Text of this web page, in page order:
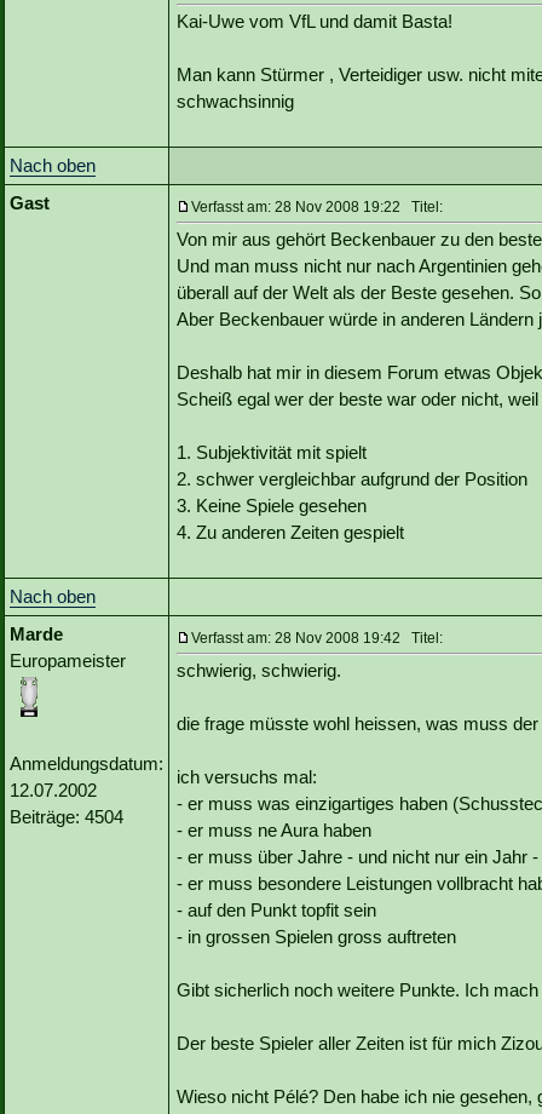
Kai-Uwe vom VfL und damit Basta!
Man kann Stürmer , Verteidiger usw. nicht
schwachsinnig
Nach oben
Gast
Verfasst am: 28 Nov 2008 19:22 Titel:
Von mir aus gehört Beckenbauer zu den
Und man muss nicht nur nach Argentinien
überall auf der Welt als der Beste gesehen.
Aber Beckenbauer würde in anderen
Deshalb hat mir in diesem Forum etwas
Scheiß egal wer der beste war oder nicht,
1. Subjektivität mit spielt
2. schwer vergleichbar aufgrund der Position
3. Keine Spiele gesehen
4. Zu anderen Zeiten gespielt
Nach oben
Marde
Europameister
Anmeldungsdatum:
12.07.2002
Beiträge: 4504
Verfasst am: 28 Nov 2008 19:42 Titel:
schwierig, schwierig.
die frage müsste wohl heissen, was muss
ich versuchs mal:
- er muss was einzigartiges haben
- er muss ne Aura haben
- er muss über Jahre - und nicht nur ein Jahr
- er muss besondere Leistungen vollbracht
- auf den Punkt topfit sein
- in grossen Spielen gross auftreten
Gibt sicherlich noch weitere Punkte. Ich
Der beste Spieler aller Zeiten ist für mich
Wieso nicht Pélé? Den habe ich nie gesehen,